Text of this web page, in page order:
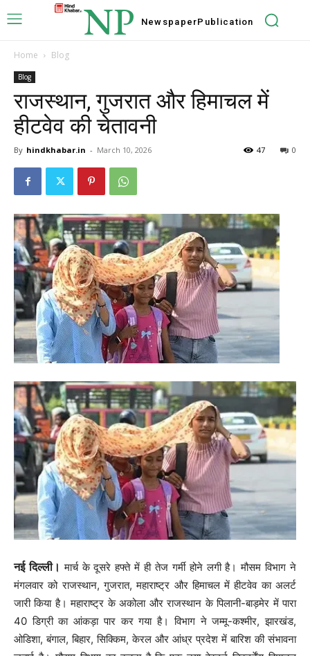
NP NewspaperPublication
Home Blog
Blog
राजस्थान, गुजरात और हिमाचल में
हीटवेव की चेतावनी
By hindkhabar.in - March 10, 2026 0
47
नई दिल्ली। मार्च के दूसरे हफ्ते में ही तेज गर्मी होने लगी है। मौसम विभाग ने
मंगलवार को राजस्थान, गुजरात, महाराष्ट्र और हिमाचल में हीटवेव का अलर्ट
जारी किया है। महाराष्ट्र के अकोला और राजस्थान के पिलानी-बाड़मेर में पारा
40 डिग्री का आंकड़ा पार कर गया है। विभाग ने जम्मू-कश्मीर, झारखंड,
ओडिशा, बंगाल, बिहार, सिक्किम, केरल और आंध्र प्रदेश में बारिश की संभावना